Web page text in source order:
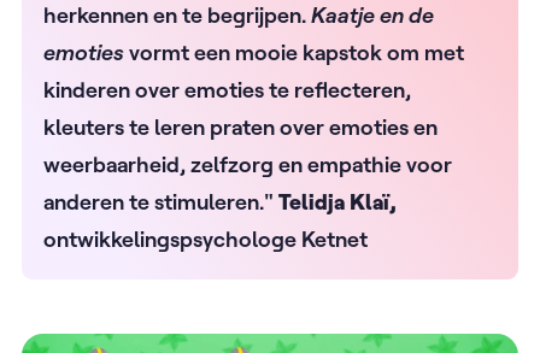
herkennen en te begrijpen.Kaatje en de
emotiesvormt een mooie kapstok om met
kinderen over emoties te reflecteren,
kleuters te leren praten over emoties en
weerbaarheid, zelfzorg en empathie voor
anderen te stimuleren." Telidja Klaï,
ontwikkelingspsychologe Ketnet